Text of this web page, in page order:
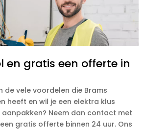
en gratis een offerte in
de vele voordelen die Brams
heeft en wil je een elektra klus
Neem dan contact met
gratis offerte binnen 24 uur. Ons